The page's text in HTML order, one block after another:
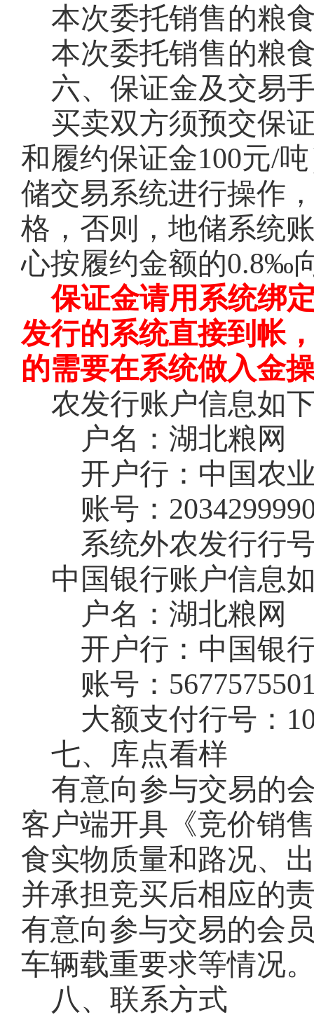
本次委托销售的粮
本次委托销售的粮
六、保证金及交易
买卖双方须预交保
和履约保证金100元/
储交易系统进行操作
格，否则，地储系统
心按履约金额的0.8‰
保证金请用系统绑
发行的系统直接到帐
的需要在系统做入金
农发行账户信息如
户名：湖北粮网
开户行：中国农
账号：
系统外农发行行
中国银行账户信息
户名：湖北粮网
开户行：中国银
账号：
大额支付行号：
七、库点看样
有意向参与交易的
客户端开具《竞价销
食实物质量和路况、
并承担竞买后相应的
有意向参与交易的会
车辆载重要求等情况
八、联系方式